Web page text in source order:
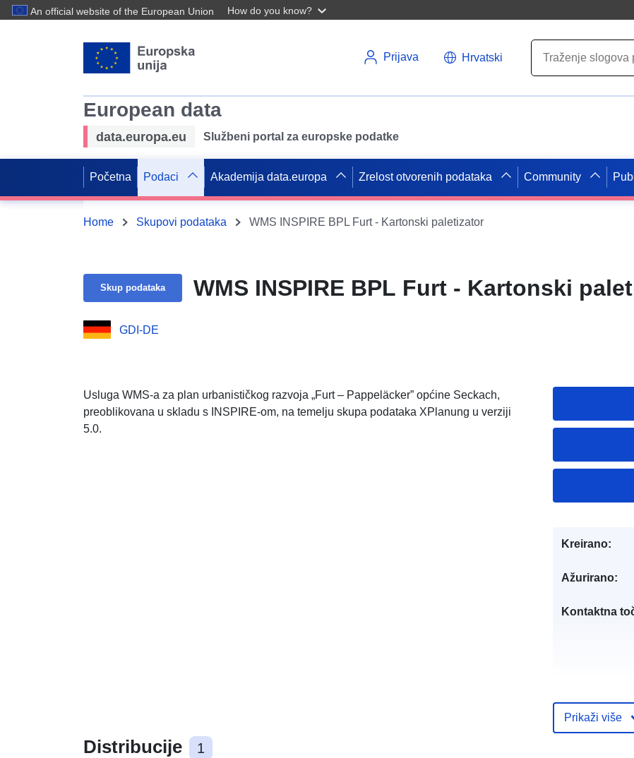
An official website of the European Union How do you know?
Prijava Hrvatski
European data
data.europa.eu Službeni portal za europske podatke
Početna Podaci Akademija data.europa Zrelost otvorenih podataka Community
Home Skupovi podataka WMS INSPIRE BPL Furt - Kartonski paletizator
Skup podataka WMS INSPIRE BPL Furt - Kartonski
GDI-DE
Usluga WMS-a za plan urbanističkog razvoja „Furt – Pappeläcker” općine Seckach,
preoblikovana u skladu s INSPIRE-om, na temelju skupa podataka XPlanung u verziji
5.0.
Distribucije 1
Kreirano:
Ažurirano:
Kontaktna
Kataloški
Prikaži više